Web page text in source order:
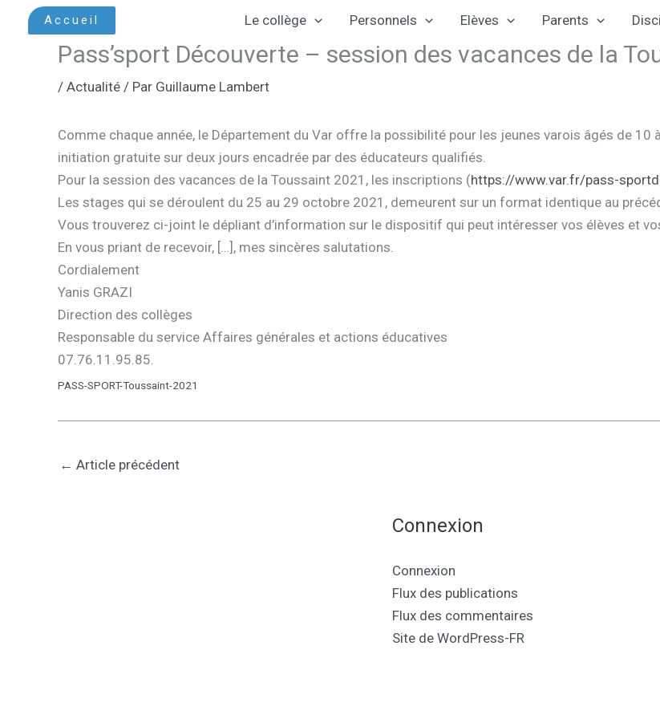
Accueil Le collège Personnels Elèves Parents
Pass’sport Découverte – session des vacances de la
/ Actualité / Par Guillaume Lambert
Comme chaque année, le Département du Var offre la possibilité pour les jeunes varois âgés de 10
initiation gratuite sur deux jours encadrée par des éducateurs qualifiés.
Pour la session des vacances de la Toussaint 2021, les inscriptions (https://www.var.fr/pass-
Les stages qui se déroulent du 25 au 29 octobre 2021, demeurent sur un format identique au
Vous trouverez ci-joint le dépliant d’information sur le dispositif qui peut intéresser vos élèves et
En vous priant de recevoir, […], mes sincères salutations.
Cordialement
Yanis GRAZI
Direction des collèges
Responsable du service Affaires générales et actions éducatives
07.76.11.95.85.
PASS-SPORT-Toussaint-2021
← Article précédent
Connexion
Connexion
Flux des publications
Flux des commentaires
Site de WordPress-FR